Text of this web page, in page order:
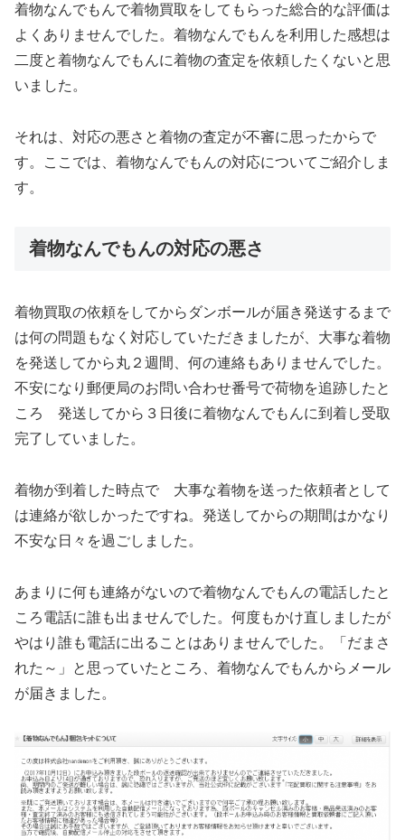
着物なんでもんで着物買取をしてもらった総合的な評価は
よくありませんでした。着物なんでもんを利用した感想は
二度と着物なんでもんに着物の査定を依頼したくないと思
いました。
それは、対応の悪さと着物の査定が不審に思ったからで
す。ここでは、着物なんでもんの対応についてご紹介しま
す。
着物なんでもんの対応の悪さ
着物買取の依頼をしてからダンボールが届き発送するまで
は何の問題もなく対応していただきましたが、大事な着物
を発送してから丸２週間、何の連絡もありませんでした。
不安になり郵便局のお問い合わせ番号で荷物を追跡したと
ころ 発送してから３日後に着物なんでもんに到着し受取
完了していました。
着物が到着した時点で 大事な着物を送った依頼者として
は連絡が欲しかったですね。発送してからの期間はかなり
不安な日々を過ごしました。
あまりに何も連絡がないので着物なんでもんの電話したと
ころ電話に誰も出ませんでした。何度もかけ直しましたが
やはり誰も電話に出ることはありませんでした。「だまさ
れた～」と思っていたところ、着物なんでもんからメール
が届きました。